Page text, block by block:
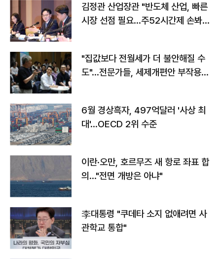
김정관 산업장관 "반도체 산업, 빠른
시장 선점 필요…주52시간제 손봐
"집값보다 전월세가 더 불안해질 수
도"…전문가들, 세제개편안 부작용
6월 경상흑자, 497억달러 '사상 최
대'…OECD 2위 수준
이란·오만, 호르무즈 새 항로 좌표 합
의…"전면 개방은 아냐"
李대통령 "쿠데타 소지 없애려면 사
관학교 통합"